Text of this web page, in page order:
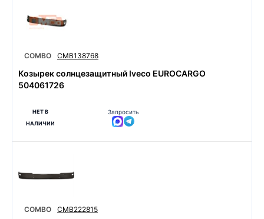
COMBO CMB138768
Козырек солнцезащитный Iveco EUROCARGO
504061726
НЕТ В
НАЛИЧИИ
Запросить
COMBO CMB222815